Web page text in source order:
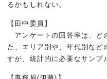
るかもしれない。
【田中委員】
アンケートの回答率は、ど
た、エリア別や、年代別など
すが、統計的に必要なサンプ